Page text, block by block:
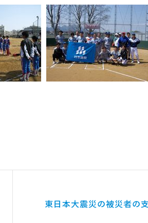
東日本大震災の被災者の